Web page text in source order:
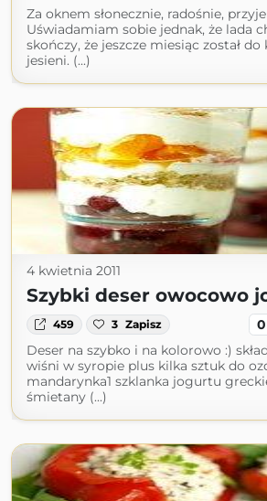
Za oknem słonecznie, radośnie,
Uświadamiam sobie jednak, że lada
skończy, że jeszcze miesiąc został
jesieni. (...)
4 kwietnia 2011
Szybki deser owocowo
459 3 Zapisz 0
Deser na szybko i na kolorowo :)
wiśni w syropie plus kilka sztuk do
mandarynka1 szklanka jogurtu
śmietany (...)